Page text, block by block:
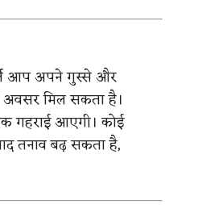
आप अपने गुस्से और
अवसर मिल सकता है।
गहराई आएगी। कोई
तनाव बढ़ सकता है,